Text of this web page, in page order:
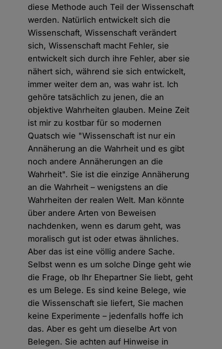
diese Methode auch Teil der Wissenschaft
werden. Natürlich entwickelt sich die
Wissenschaft, Wissenschaft verändert
sich, Wissenschaft macht Fehler, sie
entwickelt sich durch ihre Fehler, aber sie
nähert sich, während sie sich entwickelt,
immer weiter dem an, was wahr ist. Ich
gehöre tatsächlich zu jenen, die an
objektive Wahrheiten glauben. Meine Zeit
ist mir zu kostbar für so modernen
Quatsch wie "Wissenschaft ist nur ein
Annäherung an die Wahrheit und es gibt
noch andere Annäherungen an die
Wahrheit". Sie ist die einzige Annäherung
an die Wahrheit – wenigstens an die
Wahrheiten der realen Welt. Man könnte
über andere Arten von Beweisen
nachdenken, wenn es darum geht, was
moralisch gut ist oder etwas ähnliches.
Aber das ist eine völlig andere Sache.
Selbst wenn es um solche Dinge geht wie
die Frage, ob Ihr Ehepartner Sie liebt, geht
es um Belege. Es sind keine Belege, wie
die Wissenschaft sie liefert, Sie machen
keine Experimente – jedenfalls hoffe ich
das. Aber es geht um dieselbe Art von
Belegen. Sie achten auf Hinweise in